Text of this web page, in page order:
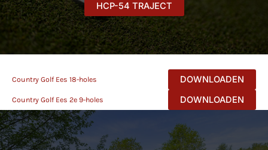
HCP-54 TRAJECT
Country Golf Ees 18-holes DOWNLOADEN
Country Golf Ees 2e 9-holes DOWNLOADEN